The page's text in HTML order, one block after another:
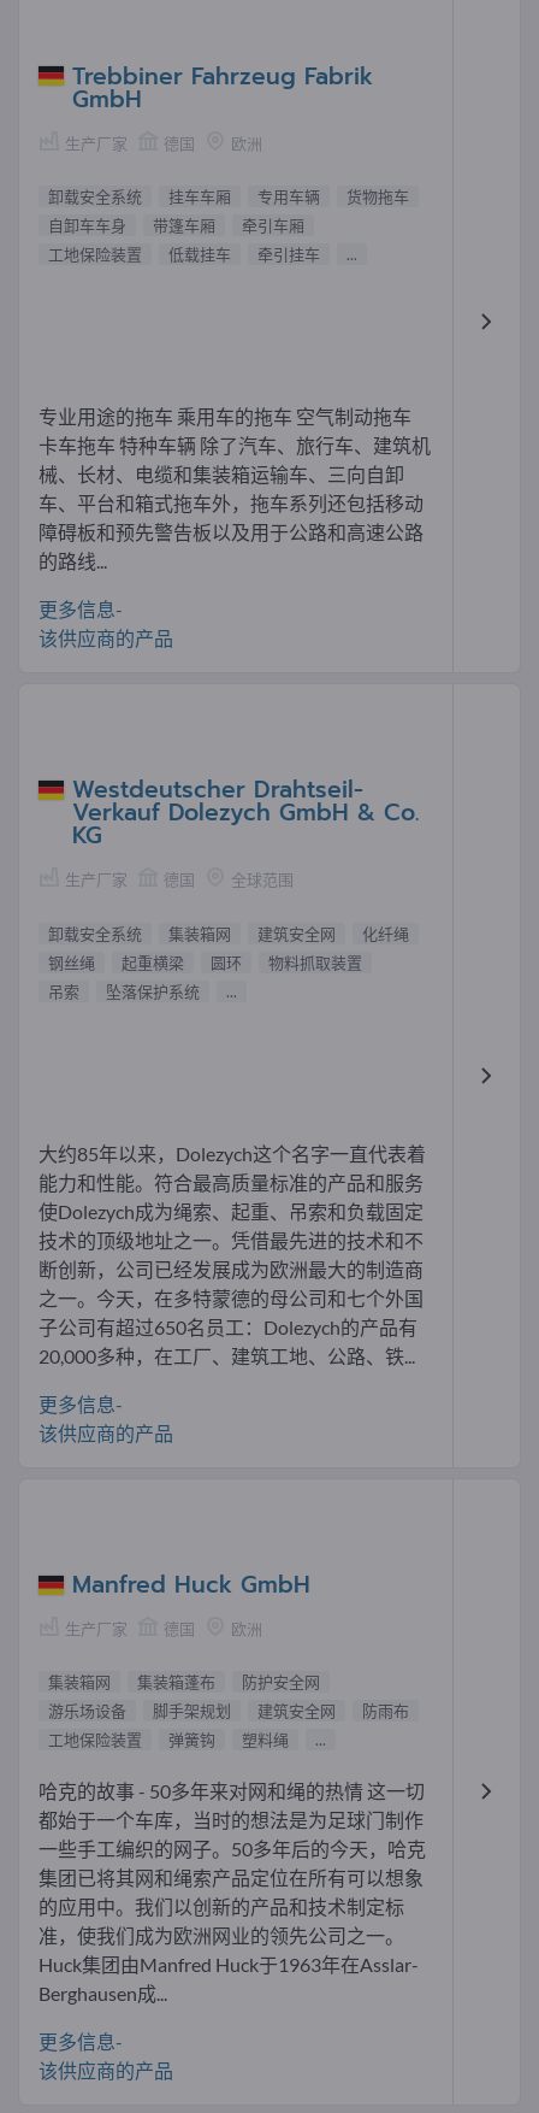
Trebbiner Fahrzeug Fabrik
GmbH
生产厂家 德国 欧洲
卸载安全系统 挂车车厢 专用车辆
货物拖车
自卸车车身
带篷车厢
牵引车厢
工地保险装置
低载挂车 牵引挂车 ...
专业用途的拖车 乘用车的拖车 空气制动拖车
卡车拖车 特种车辆 除了汽车、旅行车、建筑机
械、长材、电缆和集装箱运输车、三向自卸
车、平台和箱式拖车外，拖车系列还包括移动
障碍板和预先警告板以及用于公路和高速公路
的路线...
更多信息-
该供应商的产品
Westdeutscher Drahtseil-
Verkauf Dolezych GmbH & Co.
KG
生产厂家 德国 全球范围
卸载安全系统 集装箱网 建筑安全网
化纤绳
钢丝绳
起重横梁 圆环
物料抓取装置
吊索
坠落保护系统 ...
大约85年以来，Dolezych这个名字一直代表着
能力和性能。符合最高质量标准的产品和服务
使Dolezych成为绳索、起重、吊索和负载固定
技术的顶级地址之一。凭借最先进的技术和不
断创新，公司已经发展成为欧洲最大的制造商
之一。今天，在多特蒙德的母公司和七个外国
子公司有超过650名员工：Dolezych的产品有
20,000多种，在工厂、建筑工地、公路、铁...
更多信息-
该供应商的产品
Manfred Huck GmbH
生产厂家 德国 欧洲
集装箱网 集装箱蓬布
防护安全网
游乐场设备
脚手架规划 建筑安全网
防雨布
工地保险装置
弹簧钩 塑料绳 ...
哈克的故事 - 50多年来对网和绳的热情 这一切
都始于一个车库，当时的想法是为足球门制作
一些手工编织的网子。50多年后的今天，哈克
集团已将其网和绳索产品定位在所有可以想象
的应用中。我们以创新的产品和技术制定标
准，使我们成为欧洲网业的领先公司之一。
Huck集团由Manfred Huck于1963年在Asslar-
Berghausen成...
更多信息-
该供应商的产品